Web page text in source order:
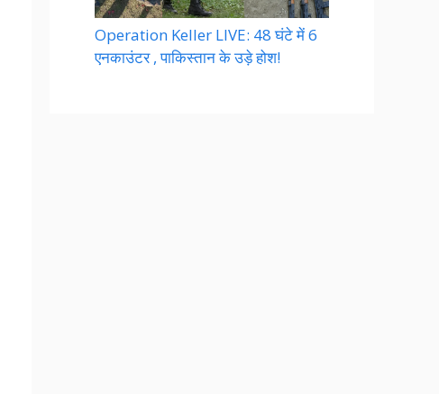
Operation Keller LIVE: 48 घंटे में 6
एनकाउंटर , पाकिस्तान के उड़े होश!